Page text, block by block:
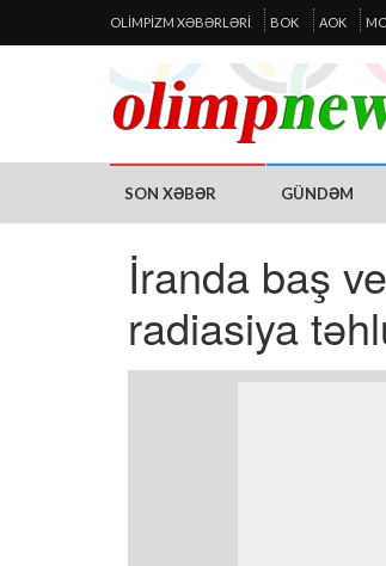
OLIMPIZM XƏBƏRLƏRI BOK AOK
SON XƏBƏR GÜNDƏM
İranda baş
radiasiya